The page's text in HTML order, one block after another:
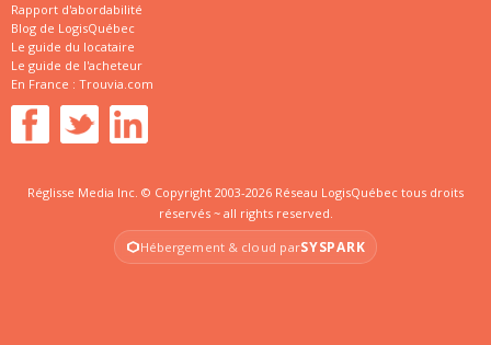
Rapport d'abordabilité
Blog de LogisQuébec
Le guide du locataire
Le guide de l'acheteur
En France : Trouvia.com
Réglisse Media Inc. © Copyright 2003-2026 Réseau LogisQuébec tous droits
réservés ~ all rights reserved.
Hébergement & cloud parSYSPARK